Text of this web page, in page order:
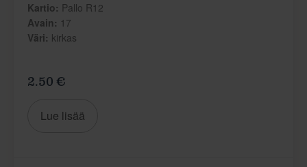
Kartio: Pallo R12
Avain: 17
Väri: kirkas
2.50 €
Lue lisää